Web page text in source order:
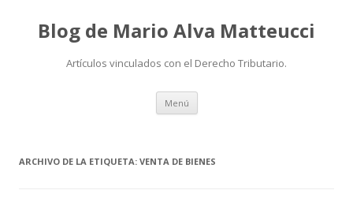
Blog de Mario Alva Matteucci
Artículos vinculados con el Derecho Tributario.
Menú Ir
contenido
ARCHIVO DE LA ETIQUETA: VENTA DE BIENES